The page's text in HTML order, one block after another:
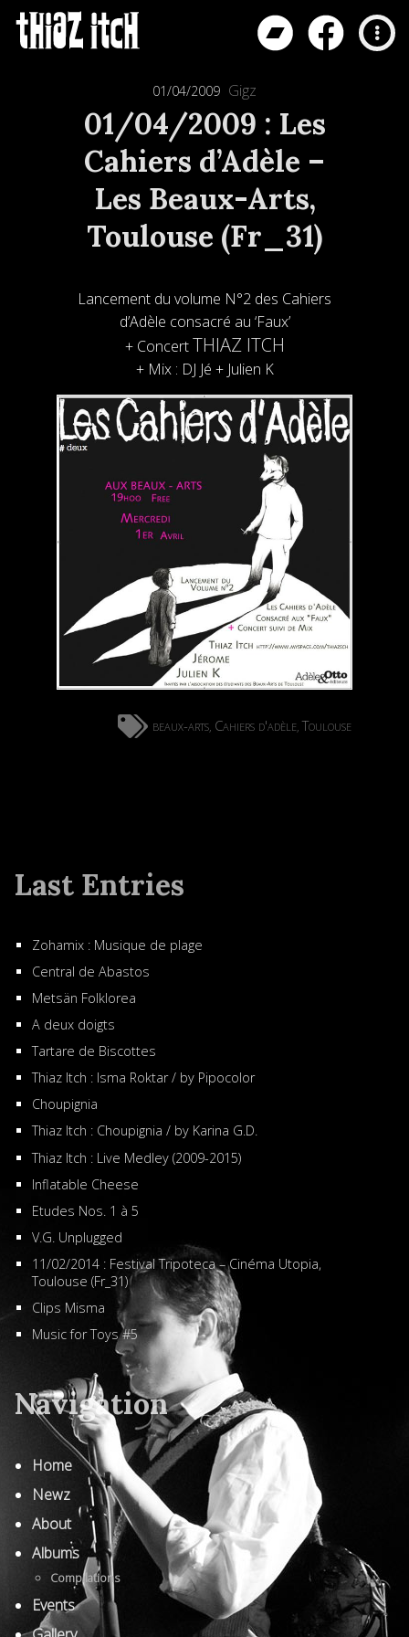
01/04/2009 Gigz
01/04/2009 : Les
Cahiers d’Adèle –
Les Beaux-Arts,
Toulouse (Fr_31)
Lancement du volume N°2 des Cahiers
d’Adèle consacré au ‘Faux’
+ ConcertTHIAZ ITCH
+ Mix : DJ Jé + Julien K
beaux-arts, Cahiers d'adèle,Toulouse
Last Entries
Zohamix : Musique de plage
Central de Abastos
Metsän Folklorea
A deux doigts
Tartare de Biscottes
Thiaz Itch : Isma Roktar / by Pipocolor
Choupignia
Thiaz Itch : Choupignia / by Karina G.D.
Thiaz Itch : Live Medley (2009-2015)
Inflatable Cheese
Etudes Nos. 1 à 5
V.G. Unplugged
11/02/2014 : Festival Tripoteca – Cinéma Utopia,
Toulouse (Fr_31)
Clips Misma
Music for Toys #5
Navigation
Home
Newz
About
Albums
Compilations
Events